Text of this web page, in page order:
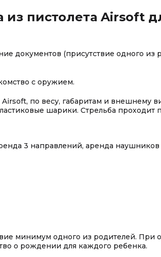
из пистолета Airsoft
документов (присутствие одного из
с оружием.
по весу, габаритам и внешнему
шарики. Стрельба проходит
3 направлений, аренда
минимум одного из родителей.
о рождении для каждого ребенка.